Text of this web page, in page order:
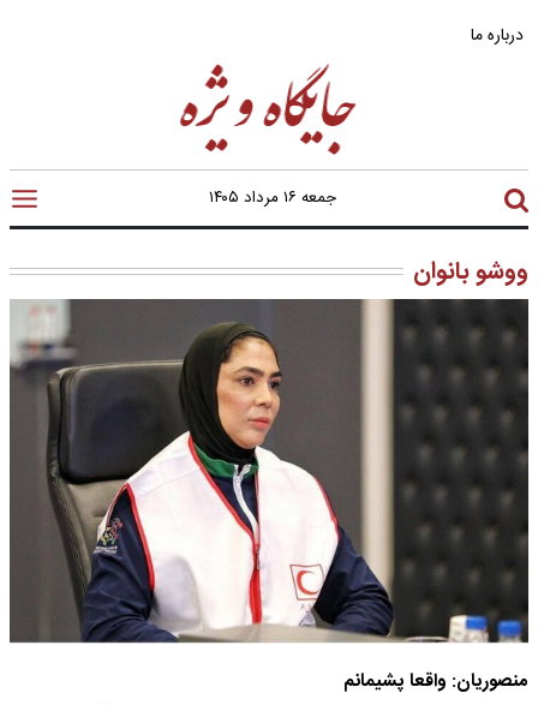
درباره ما
جمعه ۱۶ مرداد ۱۴۰۵
ووشو بانوان
منصوریان: واقعا پشیمانم